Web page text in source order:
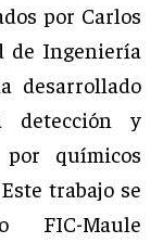
por Carlos
de Ingeniería
desarrollado
detección y
químicos
trabajo se
Maule